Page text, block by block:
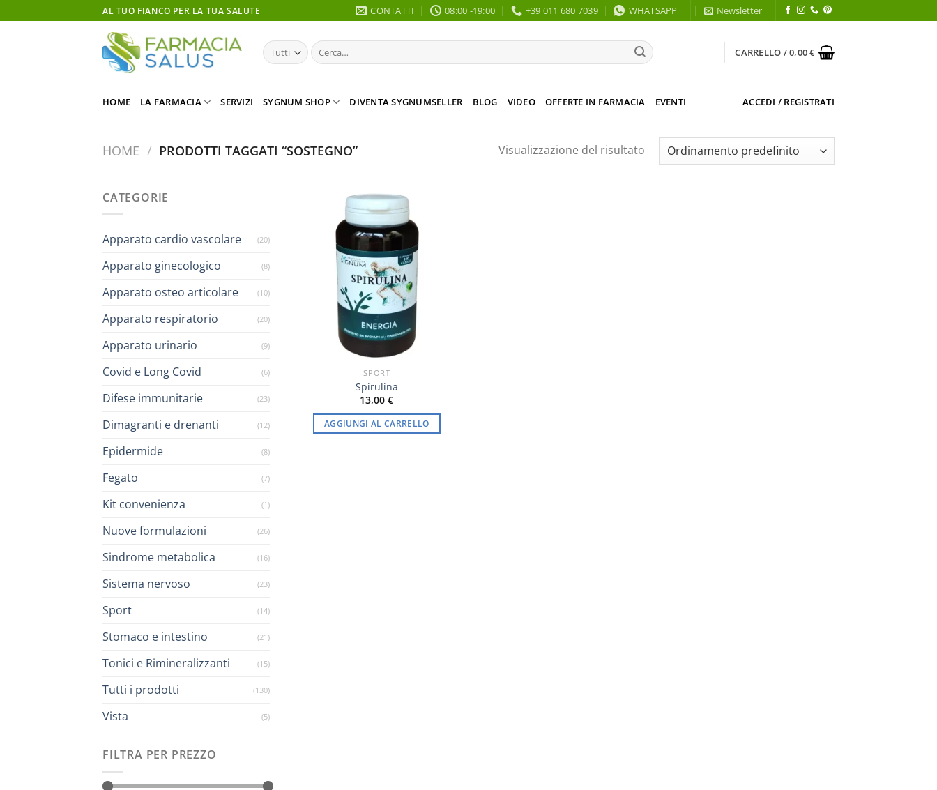
ai
AL TUO FIANCO PER LA TUA SALUTE CONTATTI 08:00 -19:00 +39 011 680 7039 WHATSAPP Newsletter
Cerca: CARRELLO /0,00€
HOME LA FARMACIA SERVIZI SYGNUM SHOP DIVENTA SYGNUMSELLER BLOG VIDEO OFFERTE IN FARMACIA EVENTI ACCEDI / REGISTRATI
HOME / PRODOTTI TAGGATI “SOSTEGNO” Visualizzazione del risultato
CATEGORIE
Apparato cardio vascolare (20)
Apparato ginecologico (8)
Apparato osteo articolare (10)
Apparato respiratorio (20)
Apparato urinario (9)
Covid e Long Covid (6)
Difese immunitarie (23)
Dimagranti e drenanti (12)
Epidermide (8)
Fegato (7)
Kit convenienza (1)
Nuove formulazioni (26)
Sindrome metabolica (16)
Sistema nervoso (23)
Sport (14)
Stomaco e intestino (21)
Tonici e Rimineralizzanti (15)
Tutti i prodotti (130)
Vista (5)
FILTRA PER PREZZO
SPORT
Spirulina
13,00€
AGGIUNGI AL CARRELLO